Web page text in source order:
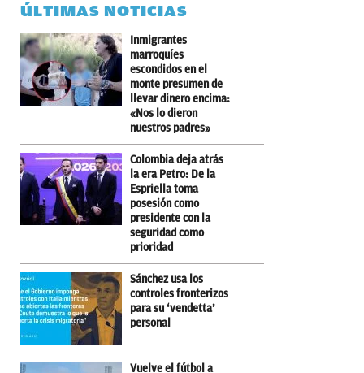
ÚLTIMAS NOTICIAS
Inmigrantes
marroquíes
escondidos en el
monte presumen de
llevar dinero encima:
«Nos lo dieron
nuestros padres»
Colombia deja atrás
la era Petro: De la
Espriella toma
posesión como
presidente con la
seguridad como
prioridad
Sánchez usa los
controles fronterizos
para su ‘vendetta’
personal
Vuelve el fútbol a